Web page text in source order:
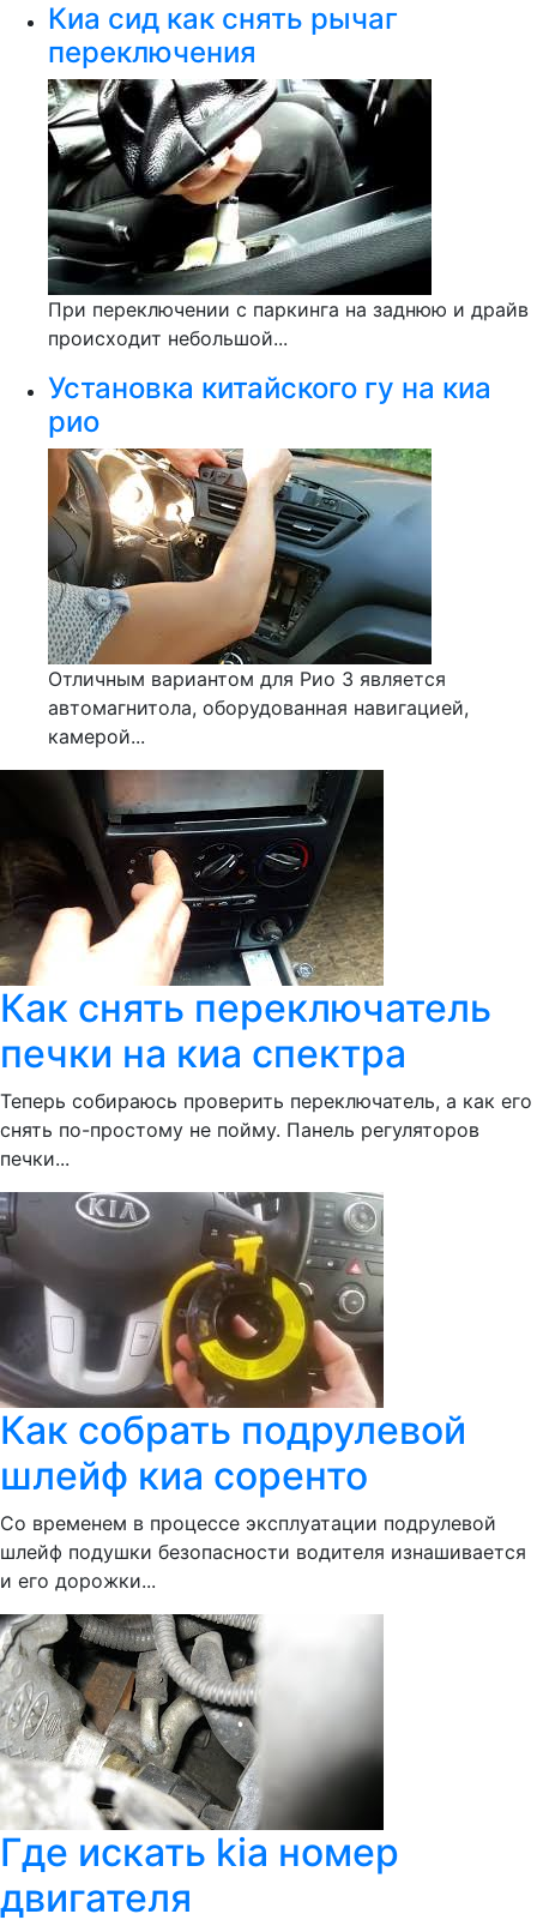
Киа сид как снять рычаг
переключения
При переключении с паркинга на заднюю и драйв
происходит небольшой...
Установка китайского гу на киа
рио
Отличным вариантом для Риo 3 является
автомагнитола, оборудованная навигацией,
камерой...
Как снять переключатель
печки на киа спектра
Теперь собираюсь проверить переключатель, а как его
снять по-простому не пойму. Панель регуляторов
печки...
Как собрать подрулевой
шлейф киа соренто
Со временем в процессе эксплуатации подрулевой
шлейф подушки безопасности водителя изнашивается
и его дорожки...
Где искать kia номер
двигателя